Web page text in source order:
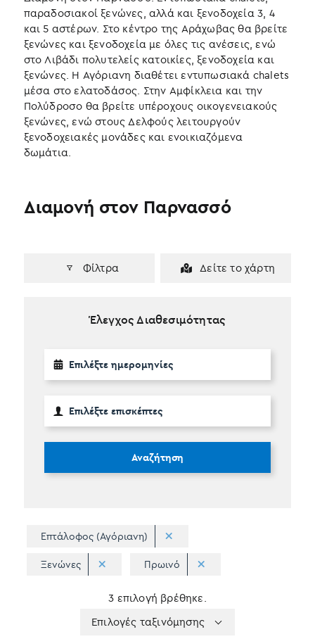
o
k
r
n
παραδοσιακοί ξενώνες, αλλά και ξενοδοχεία 3, 4
και 5 αστέρων. Στο κέντρο της Αράχωβας θα βρείτε
ξενώνες και ξενοδοχεία με όλες τις ανέσεις, ενώ
στο Λιβάδι πολυτελείς κατοικίες, ξενοδοχεία και
ξενώνες. Η Αγόριανη διαθέτει εντυπωσιακά chalets
μέσα στο ελατοδάσος. Στην Αμφίκλεια και την
Πολύδροσο θα βρείτε υπέροχους οικογενειακούς
ξενώνες, ενώ στους Δελφούς λειτουργούν
ξενοδοχειακές μονάδες και ενοικιαζόμενα
δωμάτια.
Φίλτρα Δείτε το χάρτη
Διαμονή στον Παρνασσό
Έλεγχος Διαθεσιμότητας
Αναζήτηση
Επτάλοφος (Αγόριανη)
Ξενώνες Πρωινό
3 επιλογή βρέθηκε.
Επιλογές
ταξινόμησης
Επιλογές ταξινόμησης